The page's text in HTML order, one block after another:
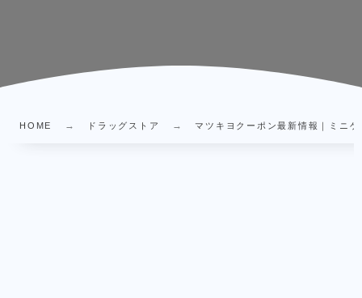
HOME ドラッグストア マツキヨクーポン最新情報｜ミニ